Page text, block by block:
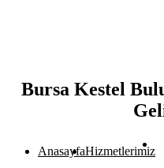
Bursa Kestel
AnasayfaHizmetlerimiz